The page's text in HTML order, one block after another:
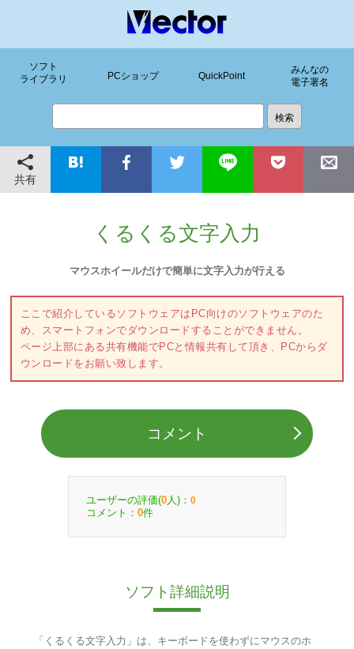
ソフト
ライブラリ
PCショップ QuickPoint
みんなの
電子署名
共有
くるくる文字入力
マウスホイールだけで簡単に文字入力が行える
ここで紹介しているソフトウェアはPC向けのソフトウェアのた
め、スマートフォンでダウンロードすることができません。
ページ上部にある共有機能でPCと情報共有して頂き、PCからダ
ウンロードをお願い致します。
コメント
ユーザーの評価(0 人)： 0
コメント： 0件
ソフト詳細説明
「くるくる文字入力」は、キーボードを使わずにマウスのホ